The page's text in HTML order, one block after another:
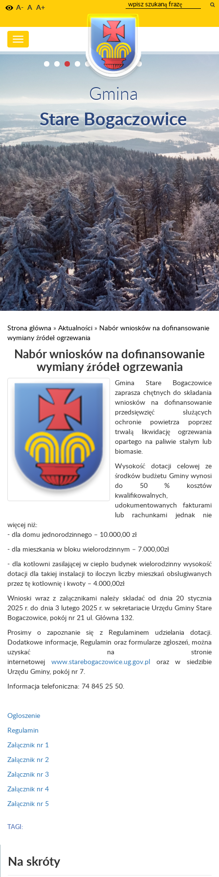
A- A A+
wpisz
szukany
tekst
Toggle
navigation
Gmina
Stare Bogaczowice
Strona główna » Aktualności » Nabór wniosków na dofinansowanie
wymiany źródeł ogrzewania
Nabór wniosków na dofinansowanie
wymiany źródeł ogrzewania
Gmina Stare Bogaczowice
zaprasza chętnych do składania
wniosków na dofinansowanie
przedsięwzięć służących
ochronie powietrza poprzez
trwałą likwidację ogrzewania
opartego na paliwie stałym lub
biomasie.
Wysokość dotacji celowej ze
środków budżetu Gminy wynosi
do 50 % kosztów
kwalifikowalnych,
udokumentowanych fakturami
lub rachunkami jednak nie
więcej niż:
- dla domu jednorodzinnego – 10.000,00 zł
- dla mieszkania w bloku wielorodzinnym – 7.000,00zł
- dla kotłowni zasilającej w ciepło budynek wielorodzinny wysokość
dotacji dla takiej instalacji to iloczyn liczby mieszkań obsługiwanych
przez tę kotłownię i kwoty – 4.000,00zł
Wnioski wraz z załącznikami należy składać od dnia 20 stycznia
2025 r. do dnia 3 lutego 2025 r. w sekretariacie Urzędu Gminy Stare
Bogaczowice, pokój nr 21 ul. Główna 132.
Prosimy o zapoznanie się z Regulaminem udzielania dotacji.
Dodatkowe informacje, Regulamin oraz formularze zgłoszeń, można
uzyskać na stronie
internetowej www.starebogaczowice.ug.gov.ploraz w siedzibie
Urzędu Gminy, pokój nr 7.
Informacja telefoniczna: 74 845 25 50.
Ogłoszenie
Regulamin
Załącznik nr 1
Załącznik nr 2
Załącznik nr 3
Załącznik nr 4
Załącznik nr 5
TAGI:
Na skróty